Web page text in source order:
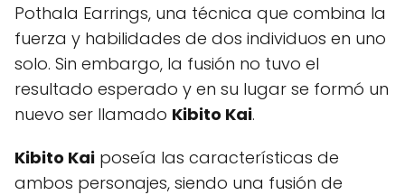
Pothala Earrings, una técnica que combina la
fuerza y habilidades de dos individuos en uno
solo. Sin embargo, la fusión no tuvo el
resultado esperado y en su lugar se formó un
nuevo ser llamado Kibito Kai.
Kibito Kai poseía las características de
ambos personajes, siendo una fusión de